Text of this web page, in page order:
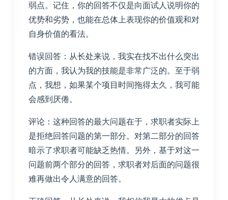
弱点。记住，你的回答不仅是向面试人说明你的
优势和劣势，也能在总体上表现你的价值观和对
自身价值的看法。
错误回答：从长处来说，我实在找不出什么突出
的方面，我认为我的技能是非常广泛的。至于弱
点，我想，如果某个项目时间拖得太久，我可能
会感到厌倦。
评论：这种回答的最大问题在于，求职者实际上
是拒绝回答问题的第一部分。对第二部分的回答
暗示了求职者可能缺乏热情。另外，基于对这一
问题前两个部分的回答，求职者对后面的问题很
难再做出令人满意的回答。